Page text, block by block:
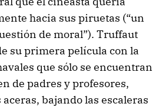
hacia sus piruetas (“un
de moral”). Truffaut
su primera película con la
que sólo se encuentran
de padres y profesores,
bajando las escaleras